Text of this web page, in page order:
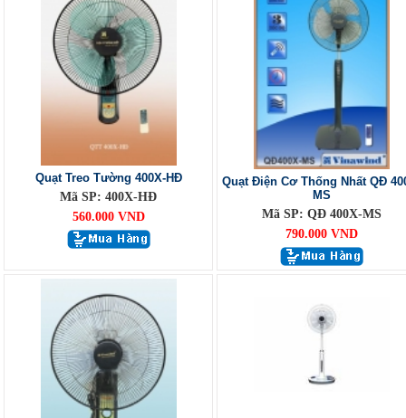
Quạt Treo Tường 400X-HĐ
Mã SP: 400X-HĐ
560.000 VND
Quạt Điện Cơ Thống Nhất QĐ
MS
Mã SP: QĐ 400X-MS
790.000 VND